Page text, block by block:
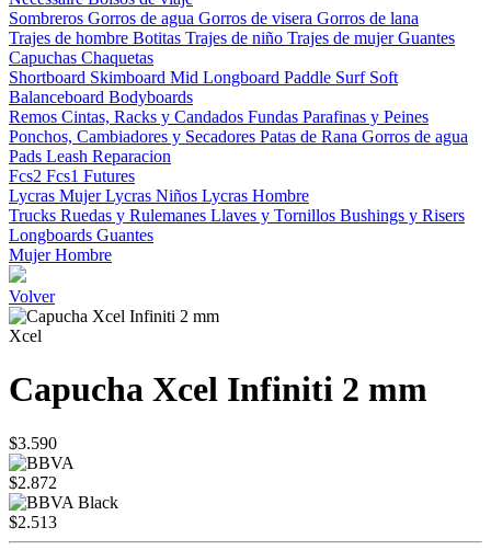
Sombreros Gorros de agua Gorros de visera Gorros de lana
Trajes de hombre Botitas Trajes de niño Trajes de mujerGuantes
Capuchas Chaquetas
Shortboard Skimboard Mid Longboard Paddle Surf Soft
Balanceboard Bodyboards
Remos Cintas, Racks y Candados Fundas Parafinas y Peines
Ponchos, Cambiadores y Secadores Patas de Rana Gorros de agua
Pads Leash Reparacion
Fcs2 Fcs1 Futures
Lycras MujerLycras Niños Lycras Hombre
Trucks Ruedas y Rulemanes Llaves y Tornillos Bushings y Risers
Longboards Guantes
MujerHombre
Volver
Xcel
Capucha Xcel Infiniti 2 mm
$3.590
$2.872
$2.513